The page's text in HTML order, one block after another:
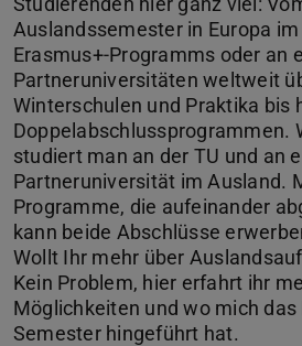
Auslandssemester in Europa
Erasmus+-Programms oder an
Partneruniversitäten weltweit
Winterschulen und Praktika bis
Doppelabschlussprogrammen.
studiert man an der TU und an
Partneruniversität im Ausland.
Programme, die aufeinander
kann beide Abschlüsse
Wollt Ihr mehr über
Kein Problem, hier erfahrt ihr
Möglichkeiten und wo mich das
Semester hingeführt hat.